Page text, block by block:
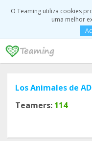
O Teaming utiliza cookies
uma melhor
Los Animales de
Teamers: 114